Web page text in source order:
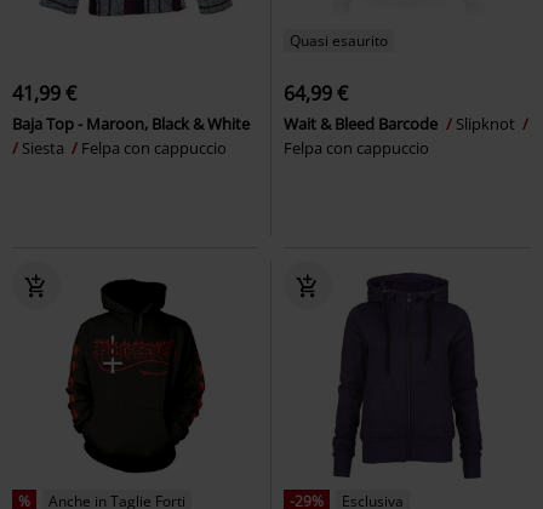
41,99 €
Baja Top - Maroon, Black & White
Siesta
Felpa con cappuccio
Quasi esaurito
64,99 €
Wait & Bleed Barcode
Slipknot
Felpa con cappuccio
% Anche in Taglie Forti -29%
Esclusiva